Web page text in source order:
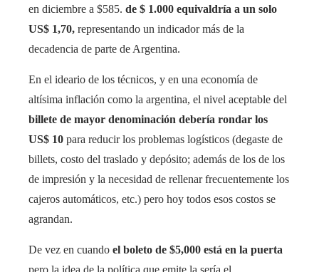
en diciembre a $585. de $ 1.000 equivaldría a un solo
US$ 1,70, representando un indicador más de la
decadencia de parte de Argentina.
En el ideario de los técnicos, y en una economía de
altísima inflación como la argentina, el nivel aceptable del
billete de mayor denominación debería rondar los
US$ 10 para reducir los problemas logísticos (degaste de
billets, costo del traslado y depósito; además de los de los
de impresión y la necesidad de rellenar frecuentemente los
cajeros automáticos, etc.) pero hoy todos esos costos se
agrandan.
De vez en cuando el boleto de $5,000 está en la puerta
pero la idea de la política que emite la sería el